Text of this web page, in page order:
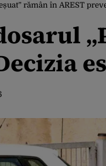
rămân în AREST